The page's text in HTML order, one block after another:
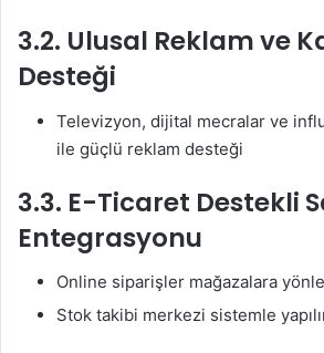
3.2. Ulusal Reklam ve
Desteği
Televizyon, dijital mecralar ve
ile güçlü reklam desteği
3.3. E-Ticaret Destekli
Entegrasyonu
Online siparişler mağazalara
Stok takibi merkezi sistemle